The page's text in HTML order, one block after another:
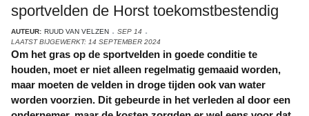
sportvelden de Horst toekomstbestendig
AUTEUR: RUUD VAN VELZEN
SEP 14
LAATST BIJGEWERKT: 14 SEPTEMBER 2024
Om het gras op de sportvelden in goede conditie te
houden, moet er niet alleen regelmatig gemaaid worden,
maar moeten de velden in droge tijden ook van water
worden voorzien. Dit gebeurde in het verleden al door een